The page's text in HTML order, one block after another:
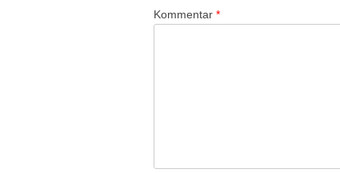
Kommentar *